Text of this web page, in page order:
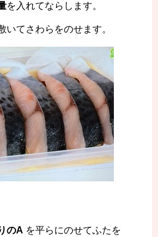
を入れてならします。
いてさわらをのせます。
のA を平らにのせてふたを